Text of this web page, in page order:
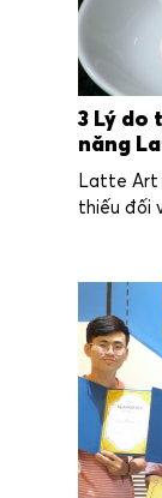
3 Lý do
năng
Latte Art
thiếu đối